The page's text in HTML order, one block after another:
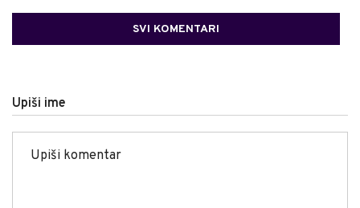
SVI KOMENTARI
Upiši ime